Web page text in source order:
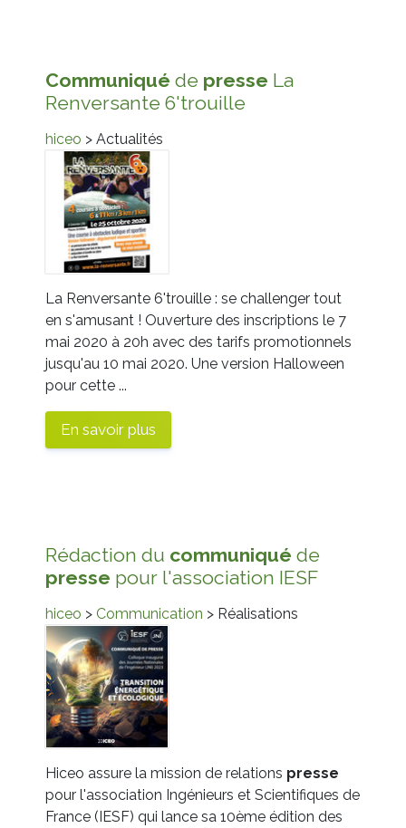
Communiqué de presse La
Renversante 6'trouille
hiceo > Actualités
La Renversante 6'trouille : se challenger tout
en s'amusant ! Ouverture des inscriptions le 7
mai 2020 à 20h avec des tarifs promotionnels
jusqu'au 10 mai 2020. Une version Halloween
pour cette ...
En savoir plus
Rédaction du communiqué de
presse pour l'association IESF
hiceo > Communication > Réalisations
Hiceo assure la mission de relations presse
pour l'association Ingénieurs et Scientifiques de
France (IESF) qui lance sa 10ème édition des